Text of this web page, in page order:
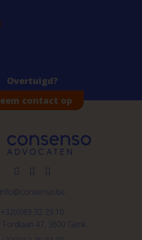
Overtuigd?
contact op
info@consenso.be
+32(0)89 32 29 10
Fordlaan 47, 3600 Genk